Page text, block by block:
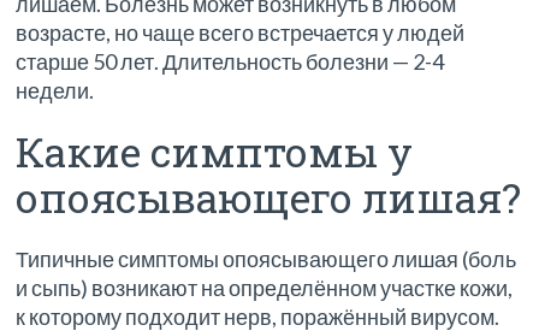
возрасте, но чаще всего встречается у людей
старше 50 лет. Длительность болезни — 2-4
недели.
Какие симптомы у
опоясывающего лишая?
Типичные симптомы опоясывающего лишая (боль
и сыпь) возникают на определённом участке кожи,
к которому подходит нерв, поражённый вирусом.